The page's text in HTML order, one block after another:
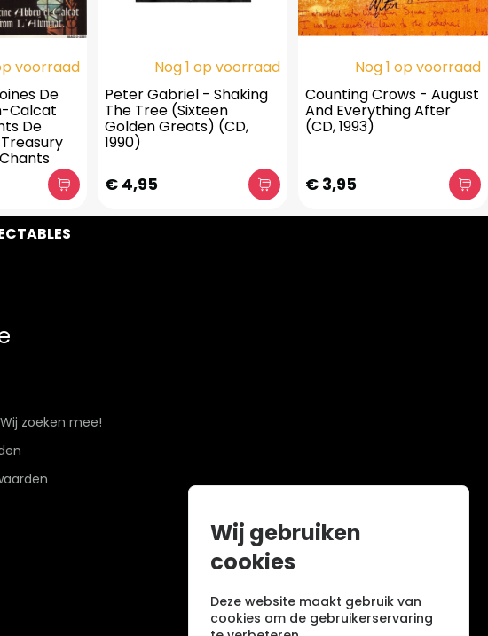
voorraad
De
Calcat
De
Nog 1 op voorraad
Peter Gabriel - Shaking
The Tree (Sixteen
Golden Greats) (CD,
1990)
€ 4,95
Nog 1 op voorraad
Counting Crows - August
And Everything After
(CD, 1993)
€ 3,95
zoeken mee!
Wij gebruiken
cookies
Deze website maakt gebruik van
cookies om de gebruikerservaring